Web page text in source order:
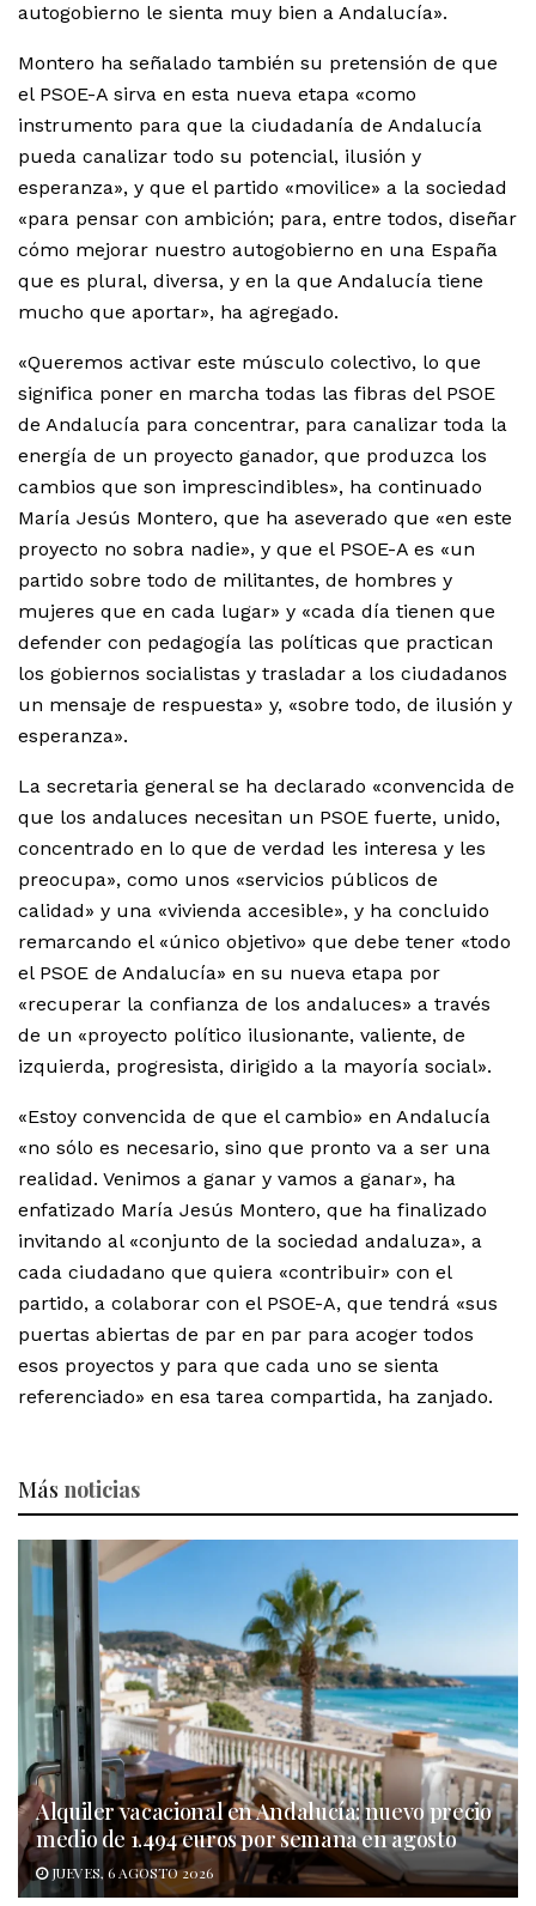
autogobierno le sienta muy bien a Andalucía».
Montero ha señalado también su pretensión de que
el PSOE-A sirva en esta nueva etapa «como
instrumento para que la ciudadanía de Andalucía
pueda canalizar todo su potencial, ilusión y
esperanza», y que el partido «movilice» a la sociedad
«para pensar con ambición; para, entre todos, diseñar
cómo mejorar nuestro autogobierno en una España
que es plural, diversa, y en la que Andalucía tiene
mucho que aportar», ha agregado.
«Queremos activar este músculo colectivo, lo que
significa poner en marcha todas las fibras del PSOE
de Andalucía para concentrar, para canalizar toda la
energía de un proyecto ganador, que produzca los
cambios que son imprescindibles», ha continuado
María Jesús Montero, que ha aseverado que «en este
proyecto no sobra nadie», y que el PSOE-A es «un
partido sobre todo de militantes, de hombres y
mujeres que en cada lugar» y «cada día tienen que
defender con pedagogía las políticas que practican
los gobiernos socialistas y trasladar a los ciudadanos
un mensaje de respuesta» y, «sobre todo, de ilusión y
esperanza».
La secretaria general se ha declarado «convencida de
que los andaluces necesitan un PSOE fuerte, unido,
concentrado en lo que de verdad les interesa y les
preocupa», como unos «servicios públicos de
calidad» y una «vivienda accesible», y ha concluido
remarcando el «único objetivo» que debe tener «todo
el PSOE de Andalucía» en su nueva etapa por
«recuperar la confianza de los andaluces» a través
de un «proyecto político ilusionante, valiente, de
izquierda, progresista, dirigido a la mayoría social».
«Estoy convencida de que el cambio» en Andalucía
«no sólo es necesario, sino que pronto va a ser una
realidad. Venimos a ganar y vamos a ganar», ha
enfatizado María Jesús Montero, que ha finalizado
invitando al «conjunto de la sociedad andaluza», a
cada ciudadano que quiera «contribuir» con el
partido, a colaborar con el PSOE-A, que tendrá «sus
puertas abiertas de par en par para acoger todos
esos proyectos y para que cada uno se sienta
referenciado» en esa tarea compartida, ha zanjado.
Más noticias
Alquiler vacacional en Andalucía: nuevo precio
medio de 1.494 euros por semana en agosto
JUEVES, 6 AGOSTO 2026